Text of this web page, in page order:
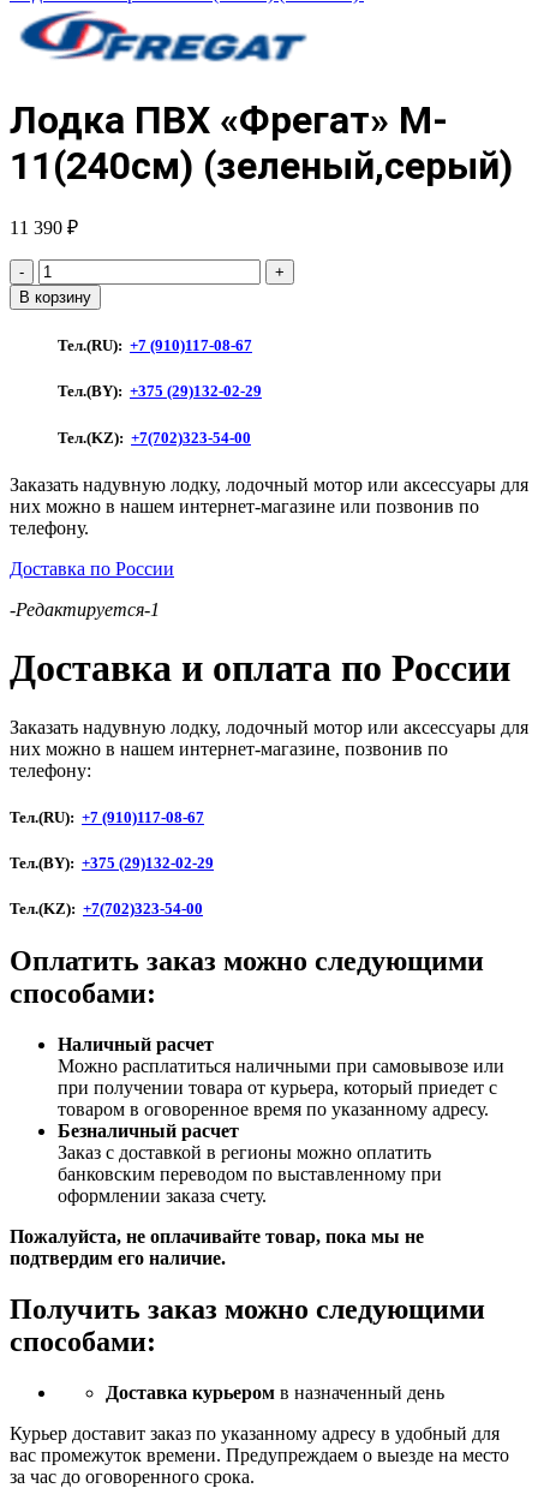
Лодка ПВХ «Фрегат» M-
11(240см) (зеленый,серый)
11 390 ₽
Количество
товара
Лодка
"Фрегат"
11(240см)
В корзину
Тел.(RU): +7 (910)117-08-67
Тел.(BY): +375 (29)132-02-29
Тел.(KZ): +7(702)323-54-00
Заказать надувную лодку, лодочный мотор или аксессуары для
них можно в нашем интернет-магазине или позвонив по
телефону.
Доставка по России
-Редактируется-1
Доставка и оплата по России
Заказать надувную лодку, лодочный мотор или аксессуары для
них можно в нашем интернет-магазине, позвонив по
телефону:
Тел.(RU): +7 (910)117-08-67
Тел.(BY): +375 (29)132-02-29
Тел.(KZ): +7(702)323-54-00
Оплатить заказ можно следующими
способами:
Наличный расчет
Можно расплатиться наличными при самовывозе или
при получении товара от курьера, который приедет с
товаром в оговоренное время по указанному адресу.
Безналичный расчет
Заказ c доставкой в регионы можно оплатить
банковским переводом по выставленному при
оформлении заказа счету.
Пожалуйста, не оплачивайте товар, пока мы не
подтвердим его наличие.
Получить заказ можно следующими
способами:
Доставка курьером в назначенный день
Курьер доставит заказ по указанному адресу в удобный для
вас промежуток времени. Предупреждаем о выезде на место
за час до оговоренного срока.